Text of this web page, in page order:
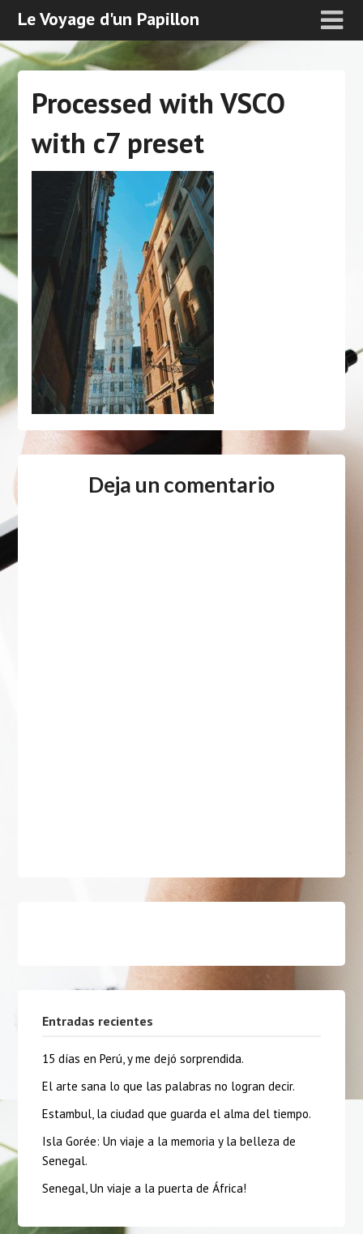
Le Voyage d'un Papillon
Processed with VSCO
with c7 preset
Deja un comentario
Entradas recientes
15 días en Perú, y me dejó sorprendida.
El arte sana lo que las palabras no logran decir.
Estambul, la ciudad que guarda el alma del tiempo.
Isla Gorée: Un viaje a la memoria y la belleza de
Senegal.
Senegal, Un viaje a la puerta de África!